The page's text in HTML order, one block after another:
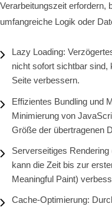
Verarbeitungszeit erfordern,
umfangreiche Logik oder
Lazy Loading:
nicht sofort sichtbar sind,
Seite verbessern.
Effizientes Bundling und
Minimierung von
Größe der übertragenen
Serverseitiges
kann die Zeit bis zur
Meaningful Paint)
Cache-Optimierung: